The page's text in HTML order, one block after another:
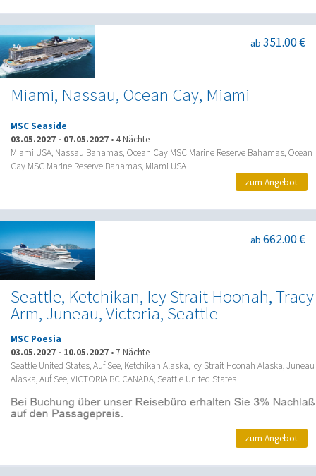
Miami, Nassau, Ocean Cay, Miami
ab 351.00 €
MSC Seaside
03.05.2027 - 07.05.2027 •4 Nächte
Miami USA, Nassau Bahamas, Ocean Cay MSC Marine Reserve Bahamas, Ocean
Cay MSC Marine Reserve Bahamas, Miami USA
zum Angebot
Seattle, Ketchikan, Icy Strait Hoonah, Tracy
Arm, Juneau, Victoria, Seattle
ab 662.00 €
MSC Poesia
03.05.2027 - 10.05.2027 • 7 Nächte
Seattle United States, Auf See, Ketchikan Alaska, Icy Strait Hoonah Alaska, Juneau
Alaska, Auf See, VICTORIA BC CANADA, Seattle United States
zum Angebot